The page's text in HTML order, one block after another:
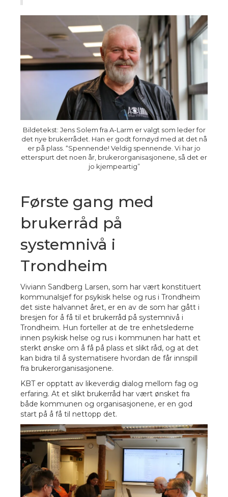
Bildetekst: Jens Solem fra A-Larm er valgt som leder for
det nye brukerrådet. Han er godt fornøyd med at det nå
er på plass. “Spennende! Veldig spennende. Vi har jo
etterspurt det noen år, brukerorganisasjonene, så det er
jo kjempeartig”
Første gang med
brukerråd på
systemnivå i
Trondheim
Viviann Sandberg Larsen, som har vært konstituert
kommunalsjef for psykisk helse og rus i Trondheim
det siste halvannet året, er en av de som har gått i
bresjen for å få til et brukerråd på systemnivå i
Trondheim. Hun forteller at de tre enhetslederne
innen psykisk helse og rus i kommunen har hatt et
sterkt ønske om å få på plass et slikt råd, og at det
kan bidra til å systematisere hvordan de får innspill
fra brukerorganisasjonene.
KBT er opptatt av likeverdig dialog mellom fag og
erfaring. At et slikt brukerråd har vært ønsket fra
både kommunen og organisasjonene, er en god
start på å få til nettopp det.